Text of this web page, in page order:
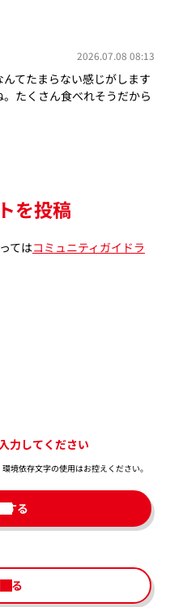
2026.07.08 08:13
てたまらない感じがします
たくさん食べれそうだから
を投稿
てはコミュニティガイドラ
力してください
境依存文字の使用はお控えください。​
する
る